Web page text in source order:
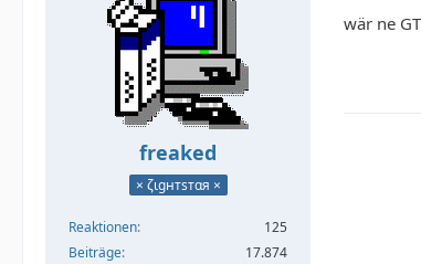
freaked
× ζιgнтѕтαя ×
Reaktionen
125
Beiträge
17.874
wär ne